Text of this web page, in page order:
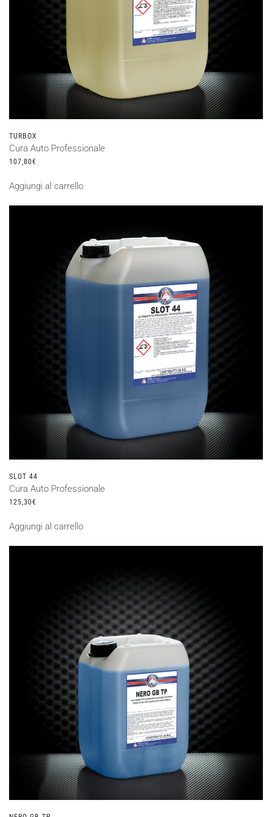
TURBOX
Cura Auto Professionale
107,80€
Aggiungi al carrello
SLOT 44
Cura Auto Professionale
125,30€
Aggiungi al carrello